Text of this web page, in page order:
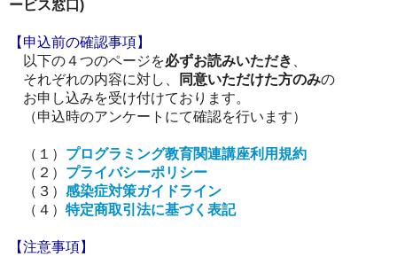
ービス窓口 )
【申込前の確認事項】
以下の４つのページを必ずお読みいただき
それぞれの内容に対し、
同意いただけた方のみの
お申し込みを受け付けております。
（申込時のアンケートにて確認を行います）
（１） プログラミング教育関連講座利用規約
（２） プライバシーポリシー
（３） 感染症対策ガイドライン
（４） 特定商取引法に基づく表記
【注意事項】